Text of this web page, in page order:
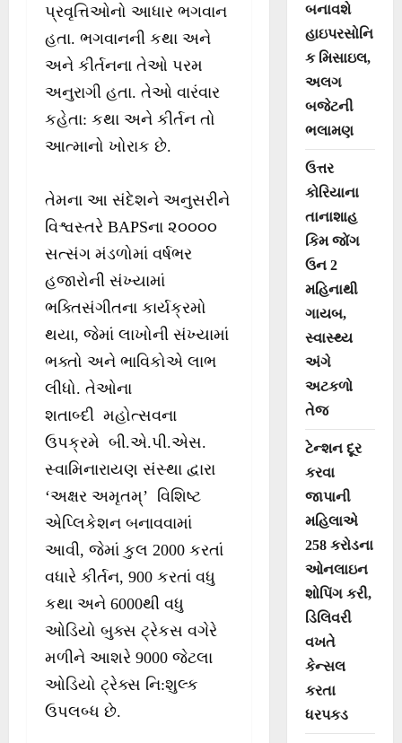
પ્રવૃત્તિઓનો આધાર ભગવાન
હતા. ભગવાનની કથા અને
અને કીર્તનના તેઓ પરમ
અનુરાગી હતા. તેઓ વારંવાર
કહેતા: કથા અને કીર્તન તો
આત્માનો ખોરાક છે.
તેમના આ સંદેશને અનુસરીને
વિશ્વસ્તરે BAPSના ૨૦૦૦૦
સત્સંગ મંડળોમાં વર્ષભર
હજારોની સંખ્યામાં
ભક્તિસંગીતના કાર્યક્રમો
થયા, જેમાં લાખોની સંખ્યામાં
ભક્તો અને ભાવિકોએ લાભ
લીધો. તેઓના
શતાબ્દી મહોત્સવના
ઉપક્રમે બી.એ.પી.એસ.
સ્વામિનારાયણ સંસ્થા દ્વારા
‘અક્ષર અમૃતમ્’ વિશિષ્ટ
એપ્લિકેશન બનાવવામાં
આવી, જેમાં કુલ 2000 કરતાં
વધારે કીર્તન, 900 કરતાં વધુ
કથા અને 6000થી વધુ
ઓડિયો બુક્સ ટ્રેકસ વગેરે
મળીને આશરે 9000 જેટલા
ઓડિયો ટ્રેક્સ નિ:શુલ્ક
ઉપલબ્ધ છે.
બનાવશે
હાઇપરસોનિ
ક મિસાઇલ,
અલગ
બજેટની
ભલામણ
ઉત્તર
કોરિયાના
તાનાશાહ
કિમ જોંગ
ઉન 2
મહિનાથી
ગાયબ,
સ્વાસ્થ્ય
અંગે
અટકળો
તેજ
ટેન્શન દૂર
કરવા
જાપાની
મહિલાએ
258 કરોડના
ઓનલાઇન
શોપિંગ કરી,
ડિલિવરી
વખતે
કેન્સલ
કરતા
ધરપકડ